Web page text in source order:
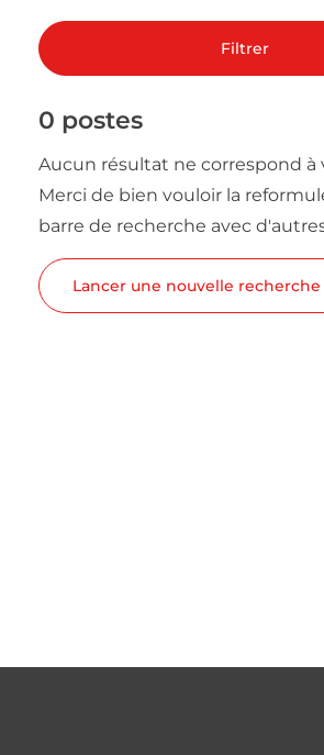
Filtrer
0 postes
Aucun résultat ne correspond à
Merci de bien vouloir la
barre de recherche avec
Lancer une nouvelle recherche